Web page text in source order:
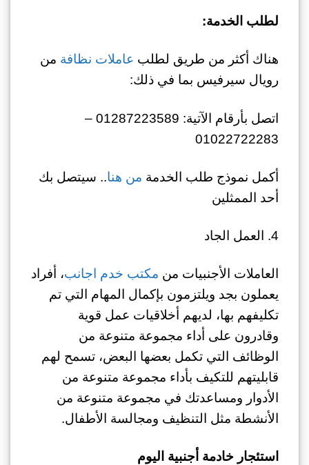
لطلب الخدمة:
هناك أكثر من طريق لطلب عاملات نظافة من
رويال سيرفيس بما في ذلك:
اتصل بأرقام الآتية: 01287223589 –
01022722283
أكمل نموذج طلب الخدمة من هنا.. سيتصل بك
أحد الممثلين
4. العمل الجاد
العاملات الأجنبيات من مكتب خدم اجانب، أفراد
يعملون بجد ويلتزمون بإكمال المهام التي تم
تكليفهم بها، لديهم أخلاقيات عمل قوية
وقادرون على أداء مجموعة متنوعة من
الوظائف التي تكمل بعضها البعض، تسمح لهم
قابليتهم للتكيف بأداء مجموعة متنوعة من
الأدوار ومساعدتك في مجموعة متنوعة من
الأنشطة مثل التنظيف ومجالسة الأطفال.
استئجار خادمة أجنبية اليوم